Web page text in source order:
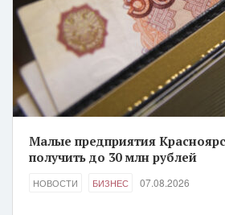
Малые предприятия
получить до 30 млн рублей
НОВОСТИ БИЗНЕС 07.08.2026